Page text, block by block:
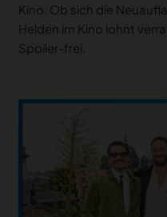
Kino. Ob sich die
Helden im Kino lohnt
Spoiler-frei.